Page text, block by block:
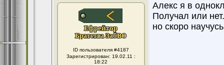
ID пользователя #4187
Зарегистрирован: 19.02.11 :
18:22
Алекс я в
Получал или
но скоро